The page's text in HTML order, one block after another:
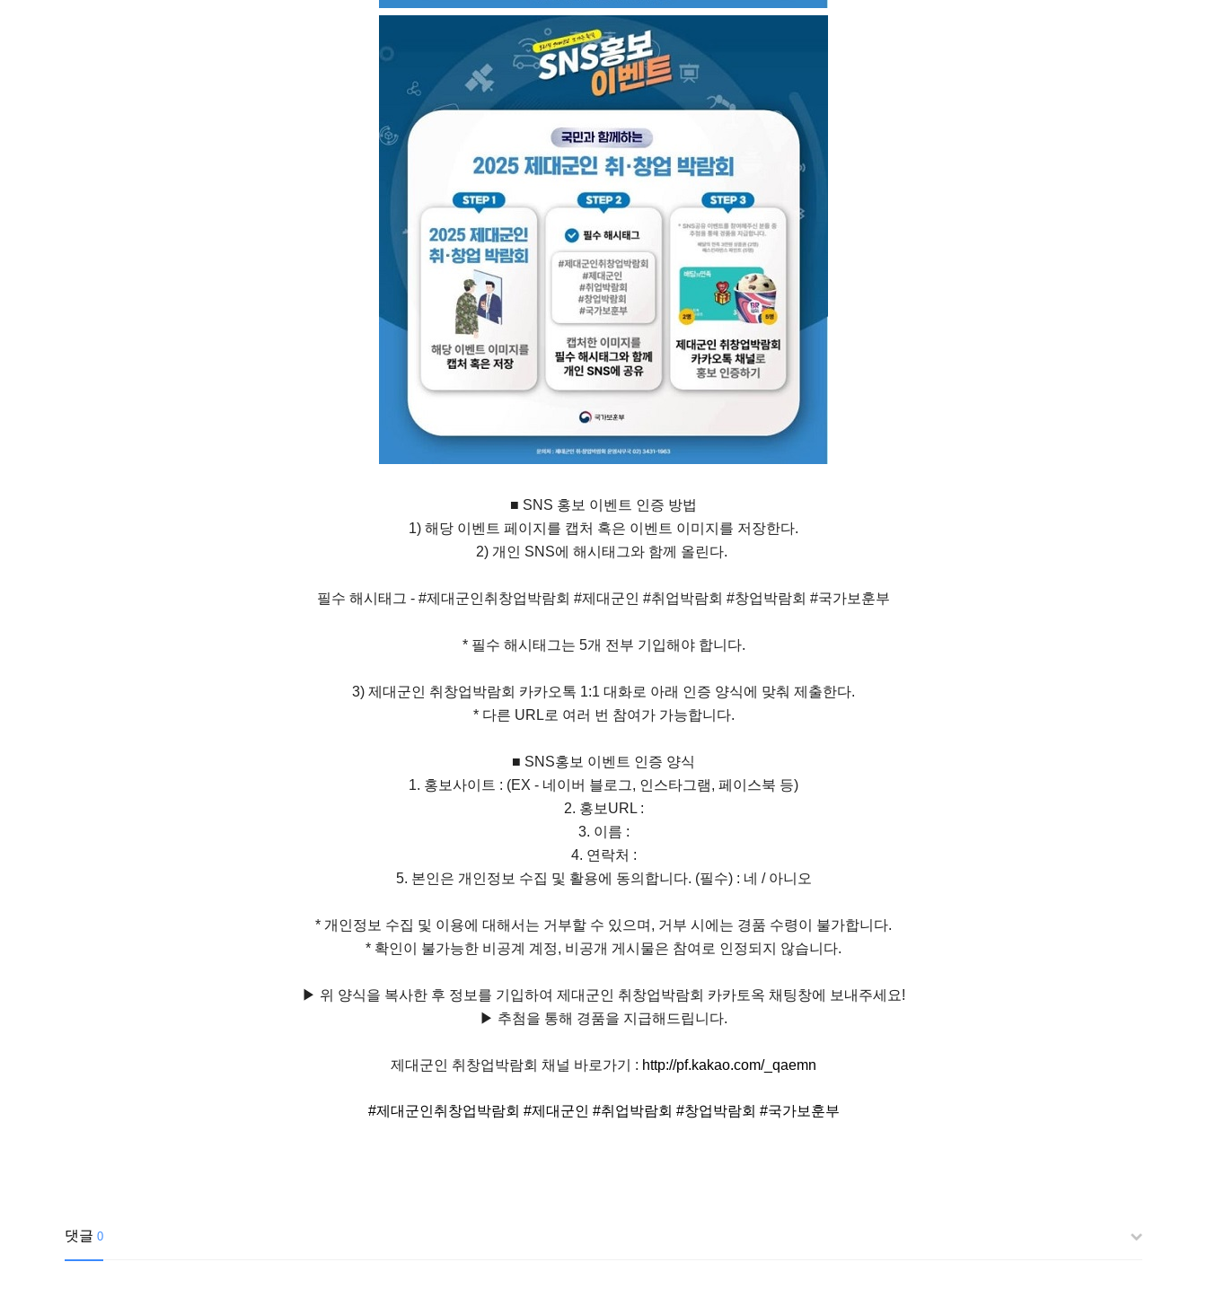
■ SNS 홍보 이벤트 인증 방법
1) 해당 이벤트 페이지를 캡처 혹은 이벤트 이미지를 저장한다.
2) 개인 SNS에 해시태그와 함께 올린다.
필수 해시태그 - #제대군인취창업박람회 #제대군인 #취업박람회 #창업박람회 #국가보훈부
* 필수 해시태그는 5개 전부 기입해야 합니다.
3) 제대군인 취창업박람회 카카오톡 1:1 대화로 아래 인증 양식에 맞춰 제출한다.
* 다른 URL로 여러 번 참여가 가능합니다.
■ SNS홍보 이벤트 인증 양식
1. 홍보사이트 : (EX - 네이버 블로그, 인스타그램, 페이스북 등)
2. 홍보URL :
3. 이름 :
4. 연락처 :
5. 본인은 개인정보 수집 및 활용에 동의합니다. (필수) : 네 / 아니오
* 개인정보 수집 및 이용에 대해서는 거부할 수 있으며, 거부 시에는 경품 수령이 불가합니다.
* 확인이 불가능한 비공계 계정, 비공개 게시물은 참여로 인정되지 않습니다.
▶ 위 양식을 복사한 후 정보를 기입하여 제대군인 취창업박람회 카카토옥 채팅창에 보내주세요!
▶ 추첨을 통해 경품을 지급해드립니다.
제대군인 취창업박람회 채널 바로가기 : http://pf.kakao.com/_qaemn
#제대군인취창업박람회 #제대군인 #취업박람회 #창업박람회 #국가보훈부
댓글 0